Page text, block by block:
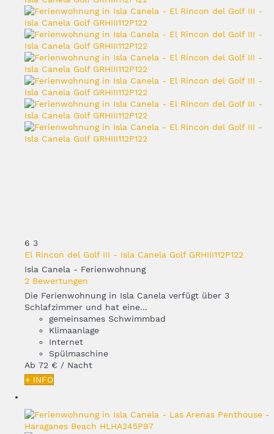
6 3
El Rincon del Golf III - Isla Canela Golf GRHIII112P122
Isla Canela - Ferienwohnung
2 Bewertungen
Die Ferienwohnung in Isla Canela verfügt über 3
Schlafzimmer und hat eine...
gemeinsames Schwimmbad
Klimaanlage
Internet
Spülmaschine
Ab 72 € / Nacht
+ INFO